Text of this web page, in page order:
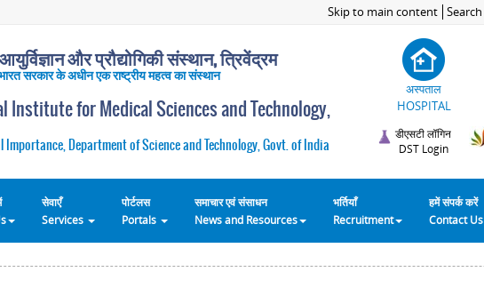
Skip to main content Search
और प्रौद्योगिकी संस्थान, त्रिवेंद्रम
भारत सरकार के अधीन एक राष्ट्रीय महत्व का संस्थान
Institute for Medical Sciences and Technology,
Department of Science and Technology, Govt. of India
अस्पताल
HOSPITAL
डीएसटी लॉगिन
DST Login
सेवाएँ
Services
पोर्टलस
Portals
समाचार एवं संसाधन
News and Resources
भर्तियाँ
Recruitment
हमें संपर्क करें
Contact Us